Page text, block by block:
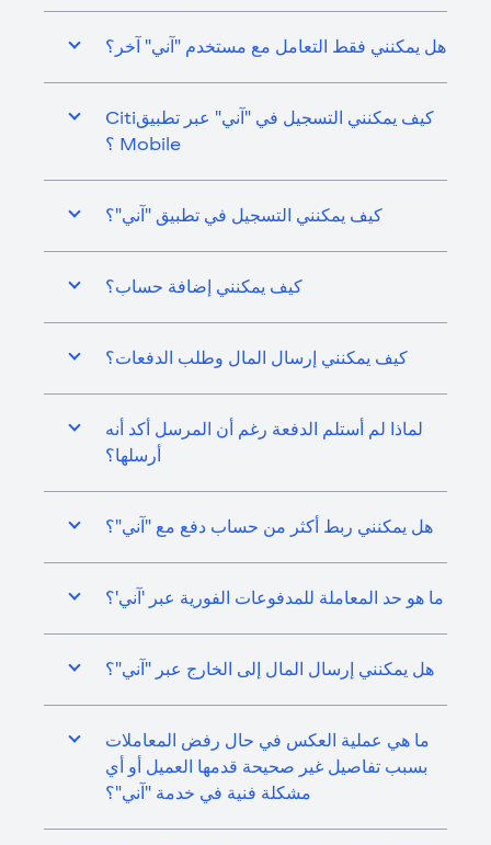
هل يمكنني فقط التعامل مع مستخدم "آني" آخر؟
كيف يمكنني التسجيل في "آني" عبر تطبيقCiti
Mobile ؟
كيف يمكنني التسجيل في تطبيق "آني"؟
كيف يمكنني إضافة حساب؟
كيف يمكنني إرسال المال وطلب الدفعات؟
لماذا لم أستلم الدفعة رغم أن المرسل أكد أنه
أرسلها؟
هل يمكنني ربط أكثر من حساب دفع مع "آني"؟
ما هو حد المعاملة للمدفوعات الفورية عبر 'آني'؟
هل يمكنني إرسال المال إلى الخارج عبر "آني"؟
ما هي عملية العكس في حال رفض المعاملات
بسبب تفاصيل غير صحيحة قدمها العميل أو أي
مشكلة فنية في خدمة "آني"؟